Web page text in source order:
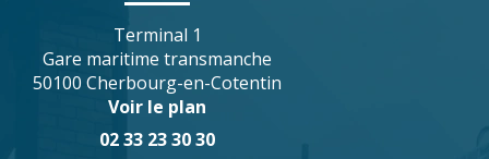
Terminal 1
Gare maritime transmanche
50100 Cherbourg-en-Cotentin
Voir le plan
02 33 23 30 30